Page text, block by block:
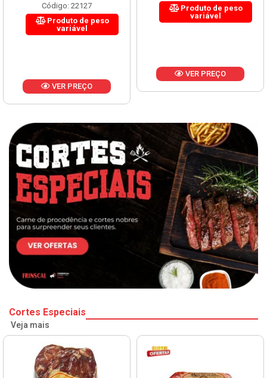
Código: 22127
Produto de peso
variável
VER PREÇO
Produto de peso
variável
VER PREÇO
Cortes Especiais
Veja mais